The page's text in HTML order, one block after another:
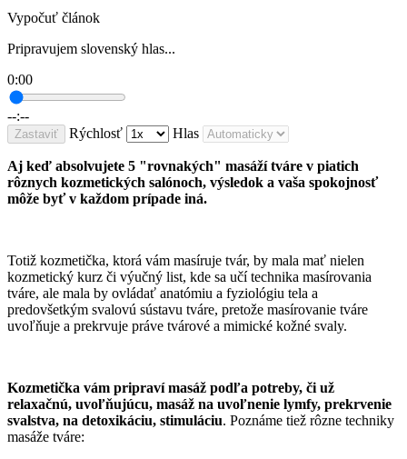
Vypočuť článok
Pripravujem slovenský hlas...
0:00
--:--
Zastaviť Rýchlosť Hlas
Aj keď absolvujete 5 "rovnakých" masáží tváre v piatich
rôznych kozmetických salónoch, výsledok a vaša spokojnosť
môže byť v každom prípade iná.
Totiž kozmetička, ktorá vám masíruje tvár, by mala mať nielen
kozmetický kurz či výučný list, kde sa učí technika masírovania
tváre, ale mala by ovládať anatómiu a fyziológiu tela a
predovšetkým svalovú sústavu tváre, pretože masírovanie tváre
uvoľňuje a prekrvuje práve tvárové a mimické kožné svaly.
Kozmetička vám pripraví masáž podľa potreby, či už
relaxačnú, uvoľňujúcu, masáž na uvoľnenie lymfy, prekrvenie
svalstva, na detoxikáciu, stimuláciu. Poznáme tiež rôzne techniky
masáže tváre: